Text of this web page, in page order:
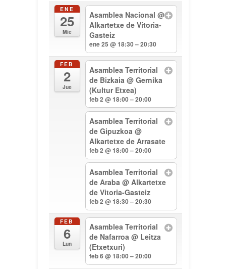
ENE
25
Mie
Asamblea Nacional@
Alkartetxe de Vitoria-
Gasteiz
ene 25 @ 18:30 – 20:30
FEB
2
Jue
Asamblea Territorial
de Bizkaia@ Gernika
(Kultur Etxea)
feb 2 @ 18:00 – 20:00
Asamblea Territorial
de Gipuzkoa@
Alkartetxe de Arrasate
feb 2 @ 18:00 – 20:00
Asamblea Territorial
de Araba@ Alkartetxe
de Vitoria-Gasteiz
feb 2 @ 18:30 – 20:30
FEB
6
Lun
Asamblea Territorial
de Nafarroa@ Leitza
(Etxetxuri)
feb 6 @ 18:00 – 20:00